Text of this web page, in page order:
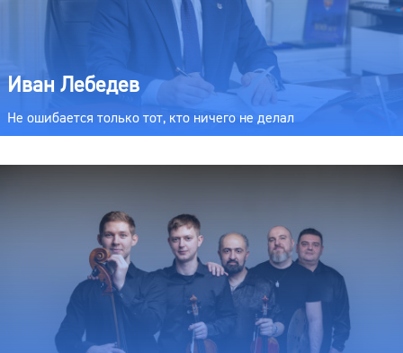
Иван Лебедев
Не ошибается только тот, кто ничего не делал